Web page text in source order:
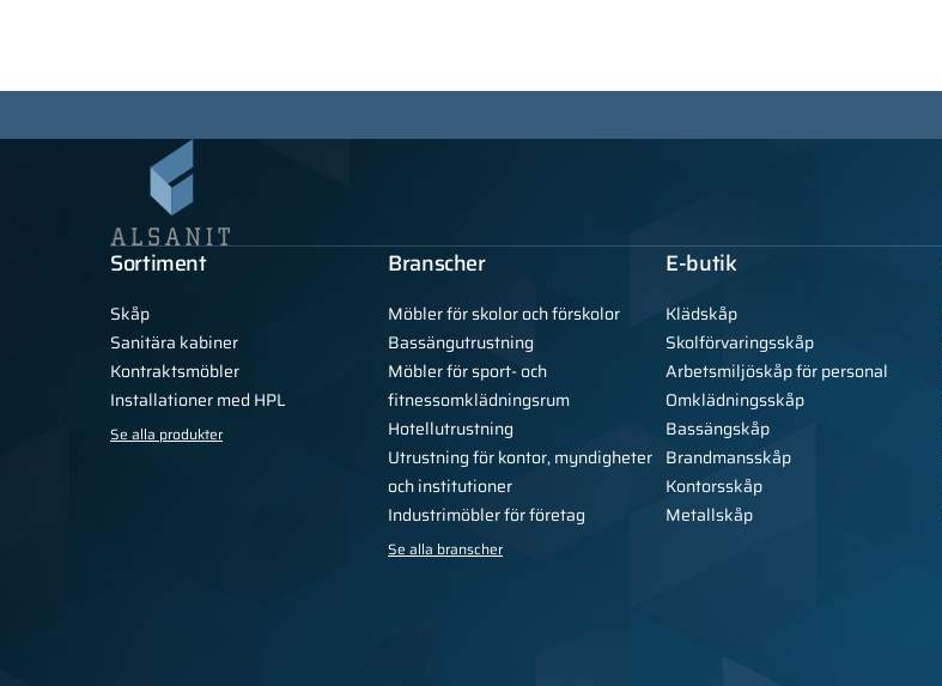
Sortiment
Skåp
Sanitära kabiner
Kontraktsmöbler
Installationer med HPL
Se alla produkter
Branscher
Möbler för skolor och förskolor
Bassängutrustning
Möbler för sport- och
fitnessomklädningsrum
Hotellutrustning
Utrustning för kontor, myndigheter
och institutioner
Industrimöbler för företag
Se alla branscher
E-butik
Klädskåp
Skolförvaringsskåp
Arbetsmiljöskåp för personal
Omklädningsskåp
Bassängskåp
Brandmansskåp
Kontorsskåp
Metallskåp